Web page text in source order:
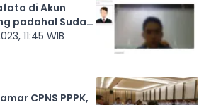
di Akun
padahal Sudah
Solusinya
11:45 WIB
CPNS PPPK,